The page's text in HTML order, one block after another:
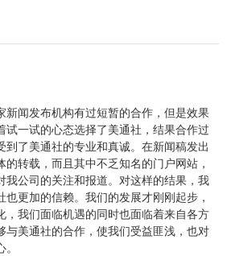
新闻发布机构有过短暂的合作，但是效果
试一试的心态选择了美通社，结果合作过
到了美通社的专业和真诚。在新闻稿发出
的转载，而且其中不乏知名的门户网站，
我公司的关注和报道。对这样的结果，我
更加的信赖。我们的发展才刚刚起步，
，我们面临机遇的同时也面临着来自各方
与美通社的合作，使我们受益匪浅，也对